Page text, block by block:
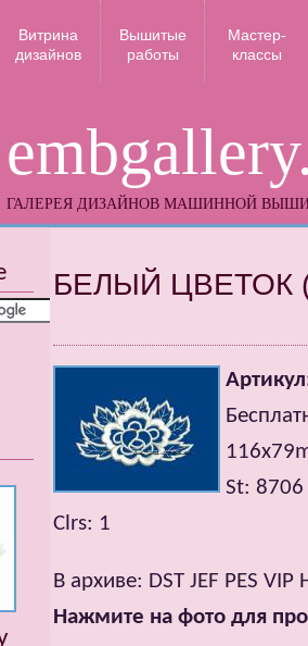
ГАЛЕРЕЯ ДИЗАЙНОВ МАШИННОЙ
Витрина
дизайнов
Вышитые
работы
Мастер-
классы
БЕЛЫЙ ЦВЕТОК
St: 8706
Clrs: 1
В архиве: DST JEF PES VIP
Нажмите на фото для